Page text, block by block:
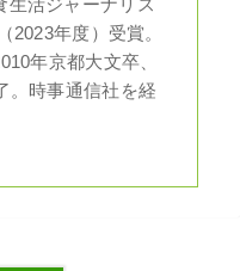
生活ジャーナリス
2023年度）受賞。
年京都大文卒、
。時事通信社を経